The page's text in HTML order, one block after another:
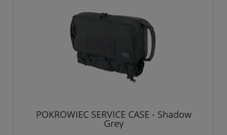
POKROWIEC SERVICE CASE - Shadow
Grey